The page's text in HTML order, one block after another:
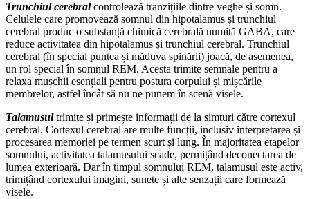
Trunchiul cerebralcontrolează tranzițiile dintre veghe și somn.
Celulele care promovează somnul din hipotalamus și trunchiul
cerebral produc o substanță chimică cerebrală numită GABA, care
reduce activitatea din hipotalamus și trunchiul cerebral. Trunchiul
cerebral (în special puntea și măduva spinării) joacă, de asemenea,
un rol special în somnul REM. Acesta trimite semnale pentru a
relaxa mușchii esențiali pentru postura corpului și mișcările
membrelor, astfel încât să nu ne punem în scenă visele.
Talamusultrimite și primește informații de la simțuri către cortexul
cerebral. Cortexul cerebral are multe funcții, inclusiv interpretarea și
procesarea memoriei pe termen scurt și lung. În majoritatea etapelor
somnului, activitatea talamusului scade, permițând deconectarea de
lumea exterioară. Dar în timpul somnului REM, talamusul este activ,
trimițând cortexului imagini, sunete și alte senzații care formează
visele.